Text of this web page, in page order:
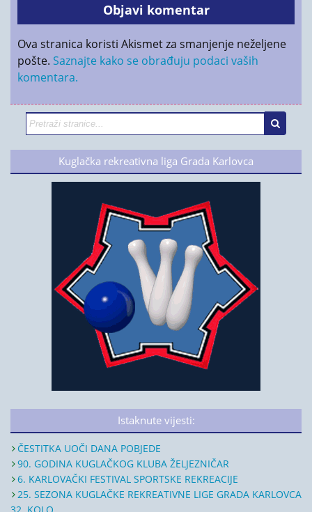
Ova stranica koristi Akismet za smanjenje neželjene
pošte. Saznajte kako se obrađuju podaci vaših
komentara.
Kuglačka rekreativna liga Grada Karlovca
Istaknute vijesti:
ČESTITKA UOČI DANA POBJEDE
90. GODINA KUGLAČKOG KLUBA ŽELJEZNIČAR
6. KARLOVAČKI FESTIVAL SPORTSKE REKREACIJE
25. SEZONA KUGLAČKE REKREATIVNE LIGE GRADA KARLOVCA